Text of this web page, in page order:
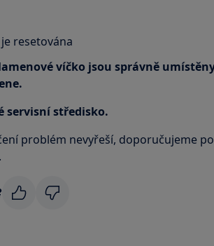
resetována
víčko jsou správně
servisní středisko.
problém nevyřeší, doporučujeme